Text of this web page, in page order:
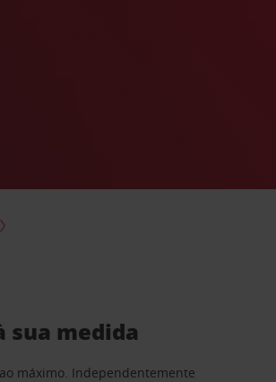
sua medida
máximo. Independentemente